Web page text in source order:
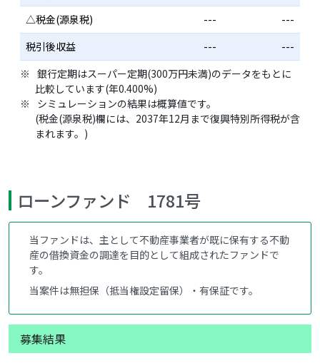
△税金(源泉税)
---
---
税引後収益
---
---
銀行定期はスーパー定期(300万円未満)のデータをもとに
比較しています(年0.400%)
シミュレーションの結果は概算値です。
(税金(源泉税)欄には、2037年12月まで復興特別所得税が含
まれます。)
ローンファンド 1781号
当ファンドは、主として不動産事業者が既に保有する不動
産の借換資金の調達を目的として組成されたファンドで
す。
当案件は無担保（抵当権設定留保）・有保証です。
募集結果